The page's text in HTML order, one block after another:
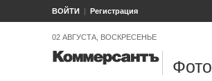
ВОЙТИ Регистрация
02 АВГУСТА, ВОСКРЕСЕНЬЕ
Фото